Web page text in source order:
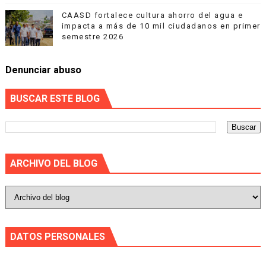
CAASD fortalece cultura ahorro del agua e
impacta a más de 10 mil ciudadanos en primer
semestre 2026
Denunciar abuso
BUSCAR ESTE BLOG
ARCHIVO DEL BLOG
DATOS PERSONALES